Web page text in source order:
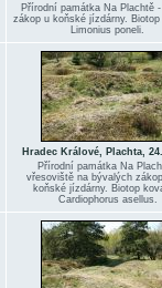
Přírodní památka Na Plachtě
zákop u koňské jízdárny.
Limonius poneli.
Hradec Králové, Plachta,
Přírodní památka Na
vřesoviště na bývalých
koňské jízdárny. Biotop
Cardiophorus asellus.